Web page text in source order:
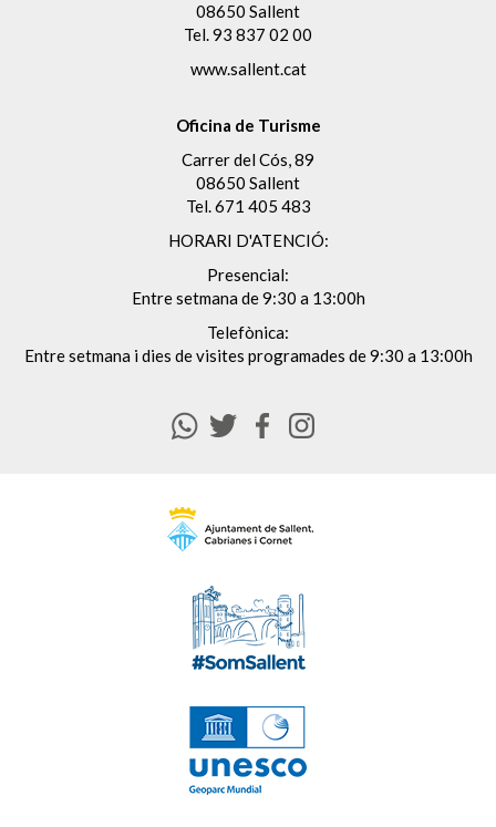
08650 Sallent
Tel.93 837 02 00
www.sallent.cat
Oficina de Turisme
Carrer del Cós, 89
08650 Sallent
Tel.671 405 483
HORARI D'ATENCIÓ:
Presencial:
Entre setmana de 9:30 a 13:00h
Telefònica:
Entre setmana i dies de visites programades de 9:30 a 13:00h